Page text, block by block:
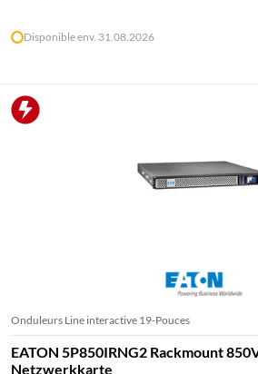
Disponible env. 31.08.2026
Onduleurs Line interactive 19-Pouces
EATON 5P850IRNG2 Rackmount
Netzwerkkarte